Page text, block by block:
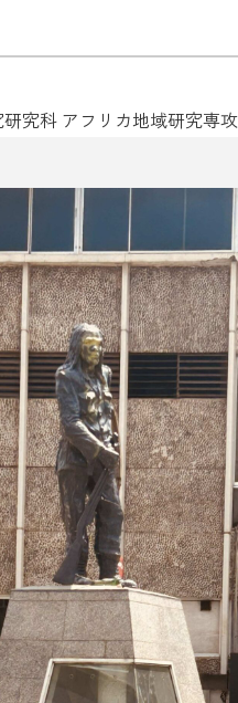
究科 アフリカ地域研究専攻